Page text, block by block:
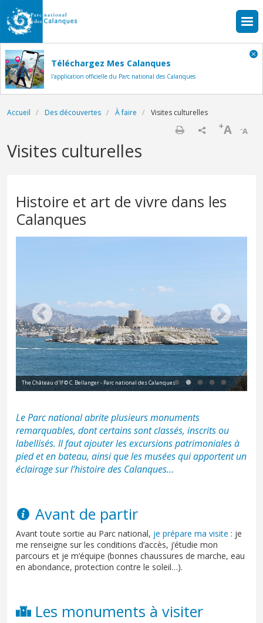
Aller au contenu principal
Téléchargez Mes Calanques
l'application officielle du Parc national des Calanques
Fil d'Ariane
Accueil Des découvertes À faire Visites culturelles
-A
+A
Visites culturelles
Histoire et art de vivre dans les
Calanques
The Château d'If © C. Bellanger - Parc national des Calanques
Le Parc national abrite plusieurs monuments
remarquables, dont certains sont classés, inscrits ou
labellisés. Il faut ajouter les excursions patrimoniales à
pied et en bateau, ainsi que les musées qui apportent un
éclairage sur l’histoire des Calanques…
Avant de partir
Avant toute sortie au Parc national, je prépare ma visite : je
me renseigne sur les conditions d’accès, j’étudie mon
parcours et je m’équipe (bonnes chaussures de marche, eau
en abondance, protection contre le soleil…).
Les monuments à visiter